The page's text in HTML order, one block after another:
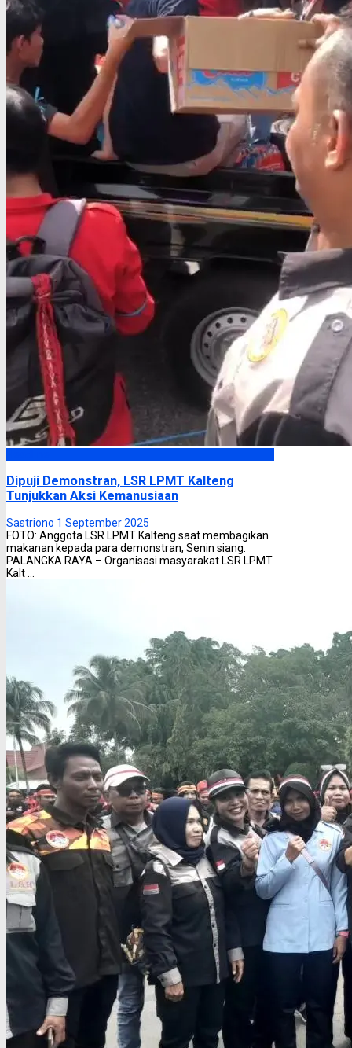
Dipuji Demonstran, LSR LPMT Kalteng
Tunjukkan Aksi Kemanusiaan
Sastriono 1 September 2025
FOTO: Anggota LSR LPMT Kalteng saat membagikan
makanan kepada para demonstran, Senin siang.
PALANGKA RAYA – Organisasi masyarakat LSR LPMT
Kalt ...